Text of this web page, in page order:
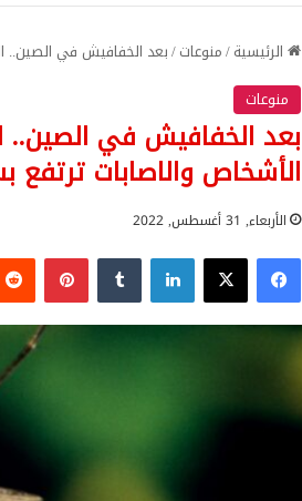
الرئيسية/منوعات/بعد الخفافيش في الصين..
منوعات
بعد الخفافيش في الصين..
الأشخاص والاصابات ترتفع
الأربعاء, 31 أغسطس, 2022
فيسبوك‫X لينكدإن